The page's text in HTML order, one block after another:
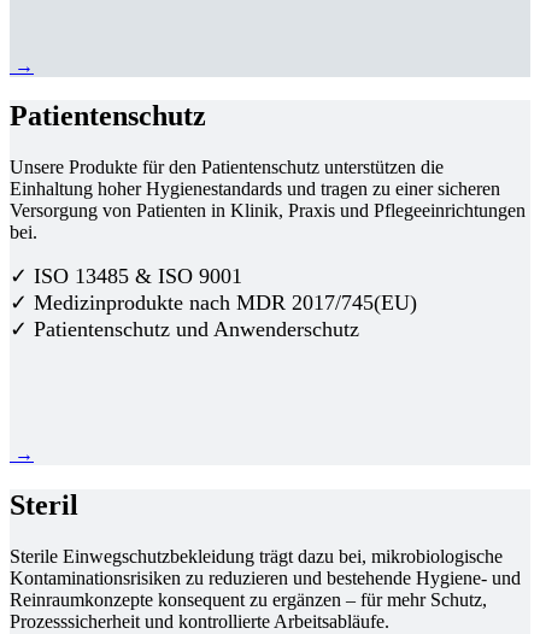
→
Patientenschutz
Unsere Produkte für den Patientenschutz unterstützen die
Einhaltung hoher Hygienestandards und tragen zu einer sicheren
Versorgung von Patienten in Klinik, Praxis und Pflegeeinrichtungen
bei.
✓ ISO 13485 & ISO 9001
✓ Medizinprodukte nach MDR 2017/745(EU)
✓ Patientenschutz und Anwenderschutz
→
Steril
Sterile Einwegschutzbekleidung trägt dazu bei, mikrobiologische
Kontaminationsrisiken zu reduzieren und bestehende Hygiene- und
Reinraumkonzepte konsequent zu ergänzen – für mehr Schutz,
Prozesssicherheit und kontrollierte Arbeitsabläufe.